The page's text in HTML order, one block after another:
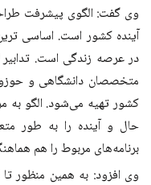
وی گفت: الگوی پیشرفت
آینده کشور است. اساسی
در عرصه زندگی است. تدابیر
متخصصان دانشگاهی و
کشور تهیه می‌شود. الگو به
حال و آینده را به طور
برنامه‌های مربوط را هم
وی افزود: به همین منظور